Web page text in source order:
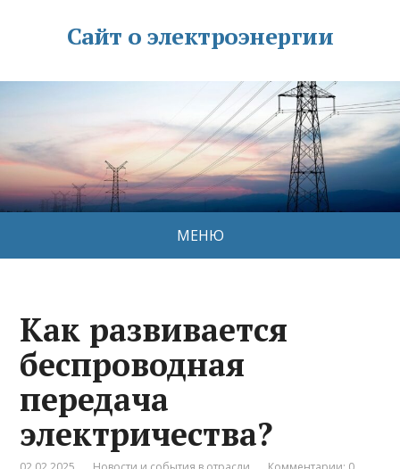
Сайт о электроэнергии
МЕНЮ
Как развивается
беспроводная
передача
электричества?